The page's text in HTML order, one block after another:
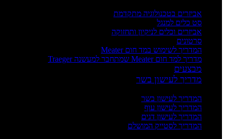
אביזרים בטכנולוגיה מתקדמת
סט כלים למנגל
אביזרים וכלים לניקיון ותחזוקה
סרטונים
המדריך לשימוש במד חום Meater
מדריך למד חום Meater שמתחבר למעשנה Traeger
מבצעים
מדריך לעישון בשר
המדריך לעישון בשר
המדריך לעישון עוף
המדריך לעישון דגים
המדריך לסטייק המושלם